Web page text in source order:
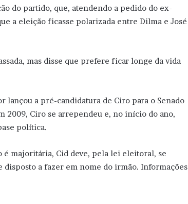
do partido, que, atendendo a pedido do ex-
a eleição ficasse polarizada entre Dilma e José
mas disse que prefere ficar longe da vida
lançou a pré-candidatura de Ciro para o Senado
2009, Ciro se arrependeu e, no início do ano,
política.
é majoritária, Cid deve, pela lei eleitoral, se
disposto a fazer em nome do irmão. Informações